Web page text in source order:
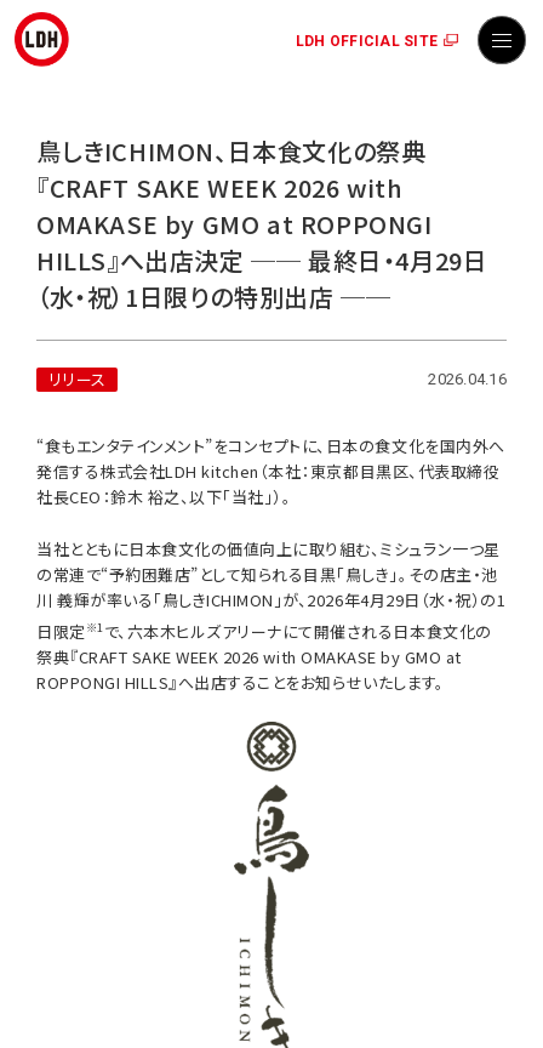
LDH OFFICIAL SITE
鳥しきICHIMON、日本食文化の祭典
『CRAFT SAKE WEEK 2026 with
OMAKASE by GMO at ROPPONGI
HILLS』へ出店決定 ── 最終日・4月29日
（水・祝）1日限りの特別出店 ──
リリース 2026.04.16
“食もエンタテインメント”をコンセプトに、日本の食文化を国内外へ
発信する株式会社LDH kitchen（本社：東京都目黒区、代表取締役
社長CEO：鈴木 裕之、以下「当社」）。
当社とともに日本食文化の価値向上に取り組む、ミシュラン一つ星
の常連で“予約困難店”として知られる目黒「鳥しき」。その店主・池
川 義輝が率いる「鳥しきICHIMON」が、2026年4月29日（水・祝）の1
日限定 ※1で、六本木ヒルズアリーナにて開催される日本食文化の
祭典『CRAFT SAKE WEEK 2026 with OMAKASE by GMO at
ROPPONGI HILLS』へ出店することをお知らせいたします。